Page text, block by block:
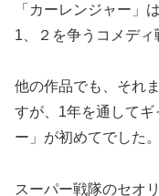
「カーレンジャー」
1、２を争うコメディ
他の作品でも、それ
すが、1年を通して
ー」が初めてでした。
スーパー戦隊のセオ